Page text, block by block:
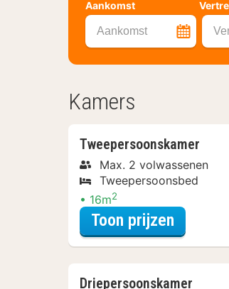
Aankomst
Aankomst
Kamers
Tweepersoonskamer
Max. 2 volwassenen
Tweepersoonsbed
16m2
Toon prijzen
Driepersoonskamer